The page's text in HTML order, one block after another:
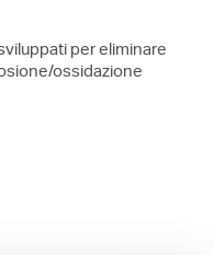
per eliminare
ossidazione